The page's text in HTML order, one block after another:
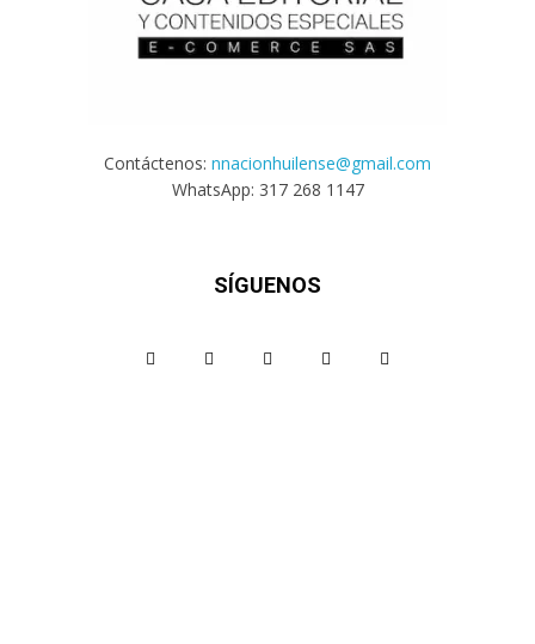
Contáctenos: nnacionhuilense@gmail.com
WhatsApp: 317 268 1147
SÍGUENOS